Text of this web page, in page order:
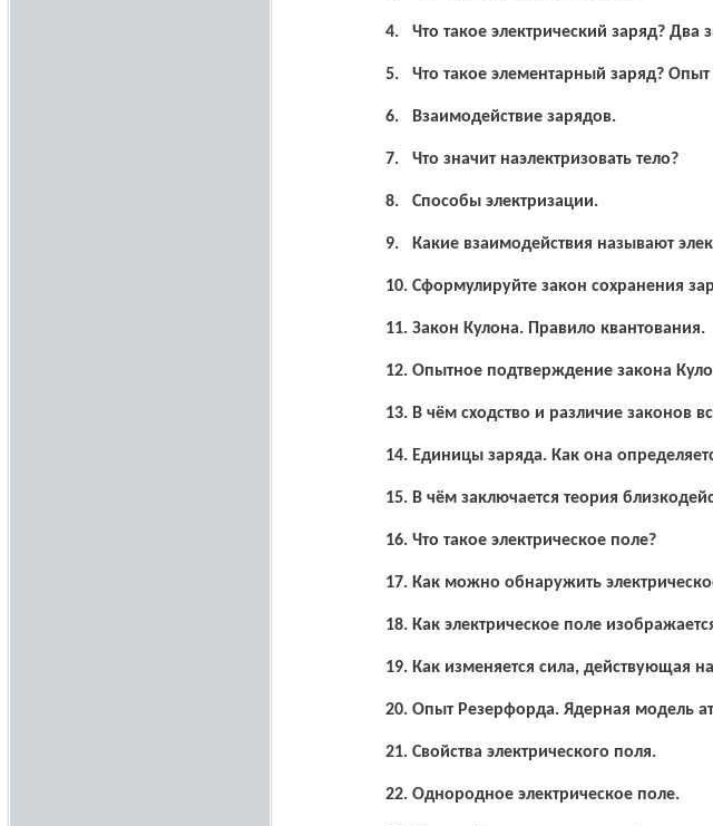
4. Что такое электрический заряд? Два
5. Что такое элементарный заряд?
6. Взаимодействие зарядов.
7. Что значит наэлектризовать тело?
8. Способы электризации.
9. Какие взаимодействия называют
10. Сформулируйте закон сохранения
11. Закон Кулона. Правило квантования.
12. Опытное подтверждение закона
13. В чём сходство и различие законов
14. Единицы заряда. Как она
15. В чём заключается теория
16. Что такое электрическое поле?
17. Как можно обнаружить
18. Как электрическое поле
19. Как изменяется сила, действующая
20. Опыт Резерфорда. Ядерная модель
21. Свойства электрического поля.
22. Однородное электрическое поле.